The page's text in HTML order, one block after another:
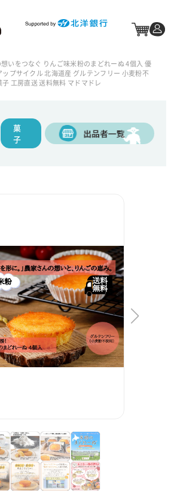
いをつなぐ りんご味米粉のまどれーぬ 4個入 優
ップサイクル 北海道産 グルテンフリー 小麦粉不
工房直送 送料無料 マドマドレ
菓
子